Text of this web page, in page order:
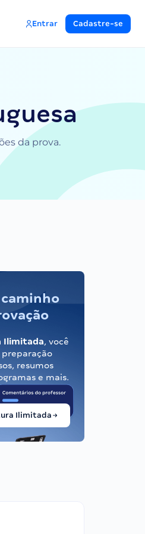
Entrar Cadastre-se
da prova.
Ilimitada, você
resumos
e mais.
Ilimitada